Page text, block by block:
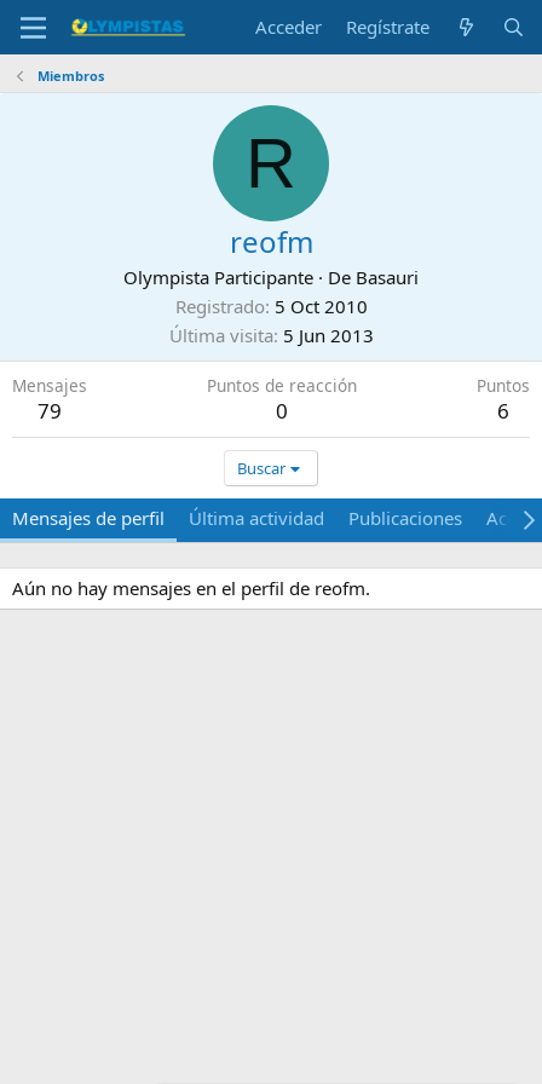
Acceder Regístrate
Miembros
R
reofm
Olympista Participante · De Basauri
Registrado 5 Oct 2010
Última visita 5 Jun 2013
Mensajes
79
Puntos de reacción
0
Puntos
6
Buscar
Mensajes de perfil Última actividad Publicaciones Acerca
Aún no hay mensajes en el perfil de reofm.